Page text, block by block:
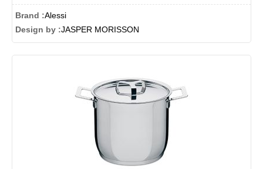
Brand :Alessi
Design by :JASPER MORISSON